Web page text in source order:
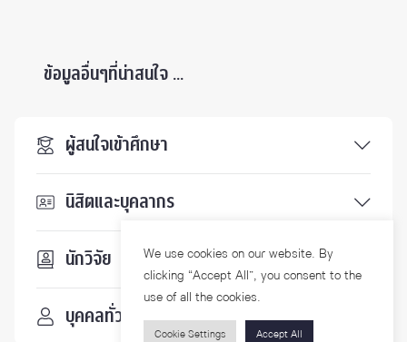
ข้อมูลอื่นๆที่น่าสนใจ ...
ผู้สนใจเข้าศึกษา
นิสิตและบุคลากร
นักวิจัย
บุคคลทั่วไป
We use cookies on our website. By
clicking “Accept All”, you consent to the
use of all the cookies.
Cookie Settings Accept All